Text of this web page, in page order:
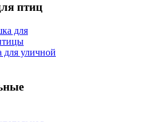
птиц
уличной